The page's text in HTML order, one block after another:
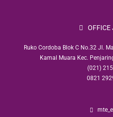
OFFICE
Ruko Cordoba Blok C No.32 Jl.
Kamal Muara Kec.
(021)
0821